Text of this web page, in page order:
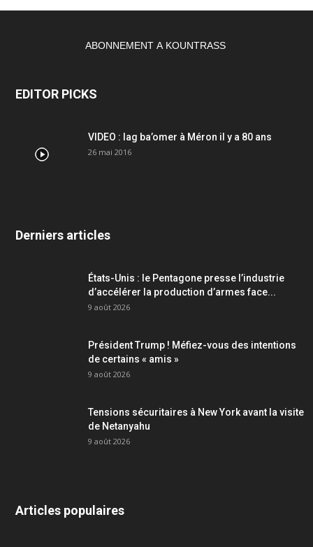
ABONNEMENT A KOUNTRASS
EDITOR PICKS
VIDEO : lag ba’omer à Méron il y a 80 ans
26 mai 2016
Derniers articles
États-Unis : le Pentagone presse l’industrie
d’accélérer la production d’armes face...
9 août 2026
Président Trump ! Méfiez-vous des intentions
de certains « amis »
9 août 2026
Tensions sécuritaires à New York avant la visite
de Netanyahu
9 août 2026
Articles populaires